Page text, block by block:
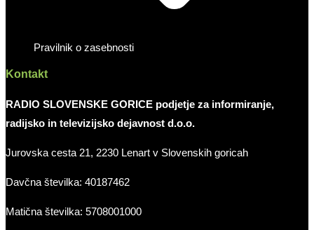
Pravilnik o zasebnosti
Kontakt
RADIO SLOVENSKE GORICE podjetje za informiranje,
radijsko in televizijsko dejavnost d.o.o.
Jurovska cesta 21, 2230 Lenart v Slovenskih goricah
Davčna številka: 40187462
Matična številka: 5708001000